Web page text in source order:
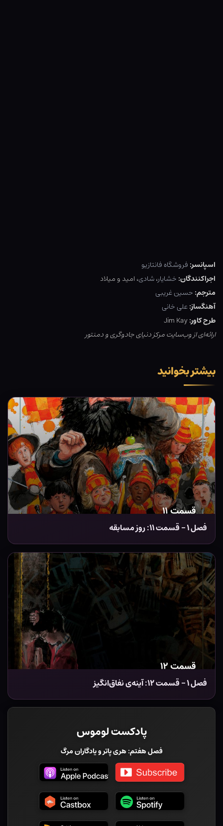
اسپانسر: فروشگاه فانتازیو
اجراکنندگان: خشایار،شادی، امید و میلاد
مترجم: حسین غریبی
آهنگساز:علی خانی
طرح کاور:
ارائه‌ای از وب‌سایت مرکز دنیای جادوگری و دمنتور
بیشتر بخوانید
فصل ۱ – قسمت ۱۱: روز مسابقه
فصل ۱ – قسمت ۱۲: آینه‌ی نفاق‌انگیز
پادکست لوموس
فصل هفتم: هری پاتر و یادگاران مرگ